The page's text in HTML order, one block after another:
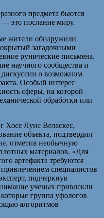
предмета бьются
— это послание миру.
жители обнаружили
загадочными
рунические письмена.
научного сообщества и
о возможном
Особый интерес
сферы, на которой
обработки или
Хосе Луис Веласкес,
объекта, подтвердил
отметив необычную
материалов. «Для
артефакта требуются
специалистов
подчеркнув
ученых привлекли
группа уфологов
алгоритмов